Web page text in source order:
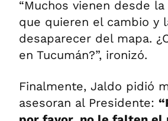
“Muchos vienen desde
que quieren el cambio y
desaparecer del mapa.
en Tucumán?”, ironizó.
Finalmente, Jaldo pidió
asesoran al Presidente: